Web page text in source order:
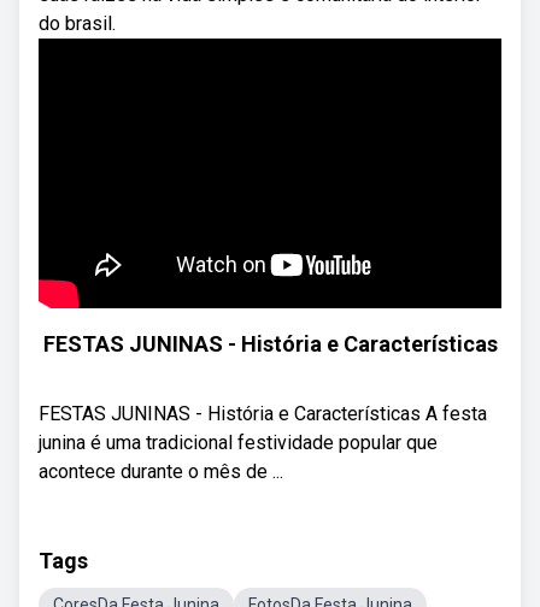
do brasil.
FESTAS JUNINAS - História e Características
FESTAS JUNINAS - História e Características A festa
junina é uma tradicional festividade popular que
acontece durante o mês de ...
Tags